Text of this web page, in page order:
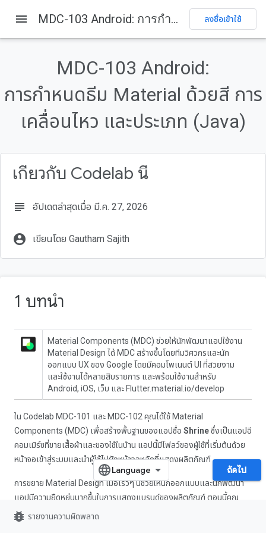
สิ่งที่คุณจะสร้าง
คอมโพเนนต์และระบบย่อยของ MDC Android ที่ใช้ใน Codelab นี้
สิ่งที่คุณต้องมี
2. ตั้งค่าสภาพแวดล้อมในการพัฒนาซอฟต์แวร์
menu MDC-103 Android: การกำหนดธีม Material ด้วยสี การเคลื่อนไหว และประเภท (Java) ลงชื่อเข้าใช้
MDC-103 Android:
การกำหนดธีม Material ด้วยสี การ
เคลื่อนไหว และประเภท (Java)
เกี่ยวกับ Codelab นี้
subject อัปเดตล่าสุดเมื่อ มี.ค. 27, 2026
account_circle เขียนโดย Gautham Sajith
1 บทนำ
Material Components (MDC) ช่วยให้นักพัฒนาแอปใช้งาน
Material Design ได้ MDC สร้างขึ้นโดยทีมวิศวกรและนัก
ออกแบบ UX ของ Google โดยมีคอมโพเนนต์ UI ที่สวยงาม
และใช้งานได้หลายสิบรายการ และพร้อมใช้งานสำหรับ
Android, iOS, เว็บ และ Flutter.material.io/develop
ใน Codelab MDC-101 และ MDC-102 คุณได้ใช้ Material
Components (MDC) เพื่อสร้างพื้นฐานของแอปชื่อ Shrineซึ่งเป็นแอปอี
คอมเมิร์ซที่ขายเสื้อผ้าและของใช้ในบ้าน แอปนี้มีโฟลว์ของผู้ใช้ที่เริ่มต้นด้วย
หน้าจอเข้าสู่ระบบและนำผู้ใช้ไปยังหน้าจอหลักที่แสดงผลิตภัณฑ์
การขยาย Material Design เมื่อเร็วๆ นี้ช่วยให้นักออกแบบและนักพัฒนา
แอปมีความยืดหยุ่นมากขึ้นในการแสดงแบรนด์ของผลิตภัณฑ์ ตอนนี้คุณ
สามารถใช้ MDC เพื่อปรับแต่ง Shrine และแสดงสไตล์ที่เป็นเอกลักษณ์ได้
ถัดไป
bug_report รายงานความผิดพลาด